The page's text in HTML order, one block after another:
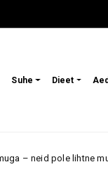
Suhe Dieet Aed
lihtne murda ega